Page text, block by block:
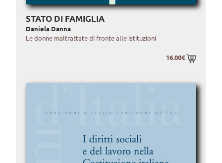
STATO DI FAMIGLIA
Daniela Danna
Le donne maltrattate di fronte alle istituzioni
16.00€